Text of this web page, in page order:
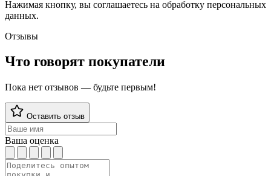
Нажимая кнопку, вы соглашаетесь на обработку персональных
данных.
Отзывы
Что говорят покупатели
Пока нет отзывов — будьте первым!
Оставить отзыв
Ваша оценка